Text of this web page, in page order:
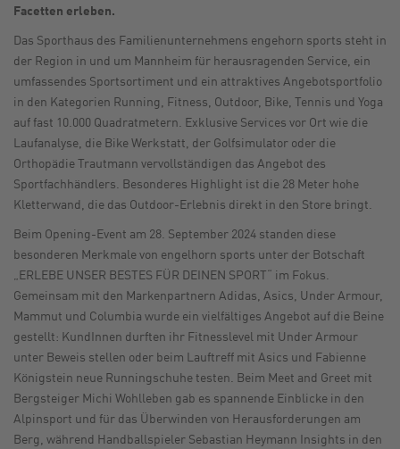
Facetten erleben.
Das Sporthaus des Familienunternehmens engehorn sports steht in
der Region in und um Mannheim für herausragenden Service, ein
umfassendes Sportsortiment und ein attraktives Angebotsportfolio
in den Kategorien Running, Fitness, Outdoor, Bike, Tennis und Yoga
auf fast 10.000 Quadratmetern. Exklusive Services vor Ort wie die
Laufanalyse, die Bike Werkstatt, der Golfsimulator oder die
Orthopädie Trautmann vervollständigen das Angebot des
Sportfachhändlers. Besonderes Highlight ist die 28 Meter hohe
Kletterwand, die das Outdoor-Erlebnis direkt in den Store bringt.
Beim Opening-Event am 28. September 2024 standen diese
besonderen Merkmale von engelhorn sports unter der Botschaft
„ERLEBE UNSER BESTES FÜR DEINEN SPORT“ im Fokus.
Gemeinsam mit den Markenpartnern Adidas, Asics, Under Armour,
Mammut und Columbia wurde ein vielfältiges Angebot auf die Beine
gestellt: KundInnen durften ihr Fitnesslevel mit Under Armour
unter Beweis stellen oder beim Lauftreff mit Asics und Fabienne
Königstein neue Runningschuhe testen. Beim Meet and Greet mit
Bergsteiger Michi Wohlleben gab es spannende Einblicke in den
Alpinsport und für das Überwinden von Herausforderungen am
Berg, während Handballspieler Sebastian Heymann Insights in den